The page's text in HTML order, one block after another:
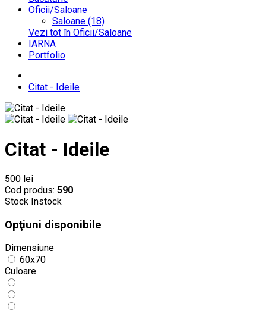
Oficii/Saloane
Saloane (18)
Vezi tot în Oficii/Saloane
IARNA
Portfolio
Citat - Ideile
Citat - Ideile
500 lei
Cod produs: 590
Stock Instock
Opţiuni disponibile
Dimensiune
60x70
Culoare